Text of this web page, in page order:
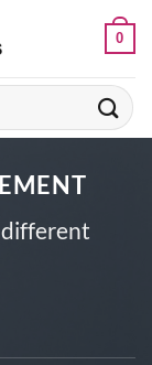
0
different